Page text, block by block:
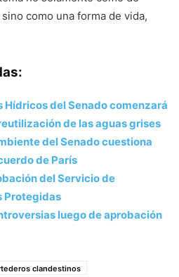
como una forma de vida,
Hídricos del Senado comenzará
de las aguas grises
del Senado cuestiona
de París
del Servicio de
Protegidas
luego de aprobación
clandestinos